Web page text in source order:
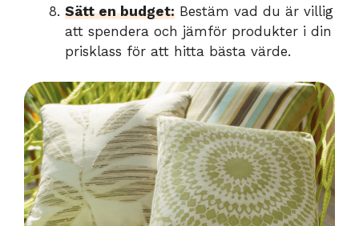
Sätt en budget: Bestäm vad du är villig
att spendera och jämför produkter i din
prisklass för att hitta bästa värde.